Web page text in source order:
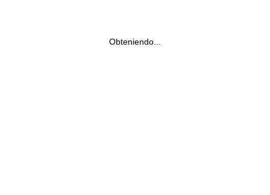
Obteniendo...